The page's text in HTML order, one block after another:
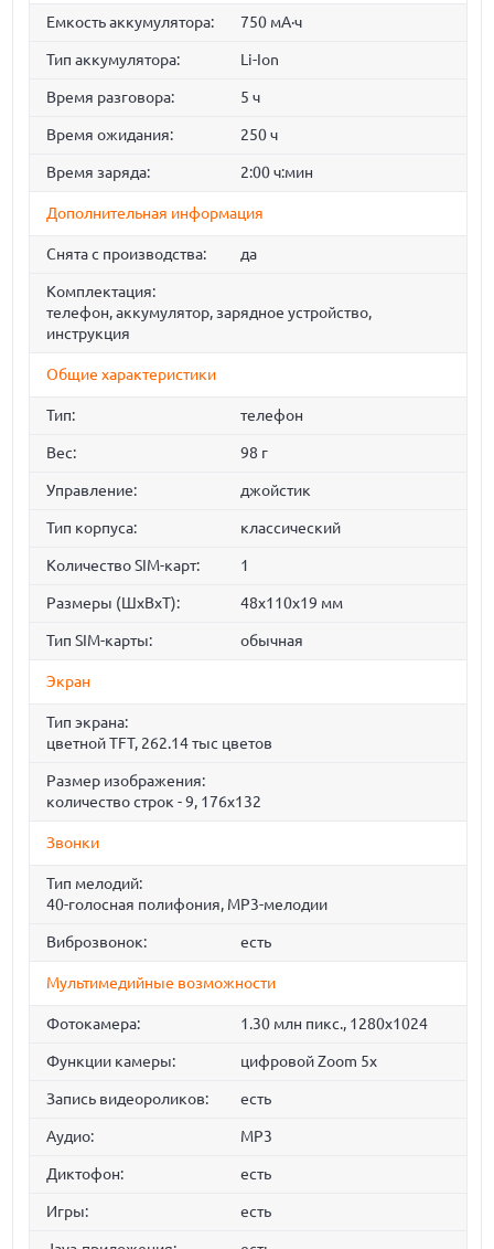
Емкость аккумулятора: 750 мА·ч
Тип аккумулятора: Li-Ion
Время разговора: 5 ч
Время ожидания: 250 ч
Время заряда: 2:00 ч:мин
Дополнительная информация
Снята с производства: да
Комплектация:
телефон, аккумулятор, зарядное устройство,
инструкция
Общие характеристики
Тип: телефон
Вес: 98 г
Управление: джойстик
Тип корпуса: классический
Количество SIM-карт: 1
Размеры (ШxВxТ): 48x110x19 мм
Тип SIM-карты: обычная
Экран
Тип экрана:
цветной TFT, 262.14 тыс цветов
Размер изображения:
количество строк - 9, 176x132
Звонки
Тип мелодий:
40-голосная полифония, MP3-мелодии
Виброзвонок: есть
Мультимедийные возможности
Фотокамера: 1.30 млн пикс., 1280x1024
Функции камеры: цифровой Zoom 5x
Запись видеороликов: есть
Аудио: MP3
Диктофон: есть
Игры: есть